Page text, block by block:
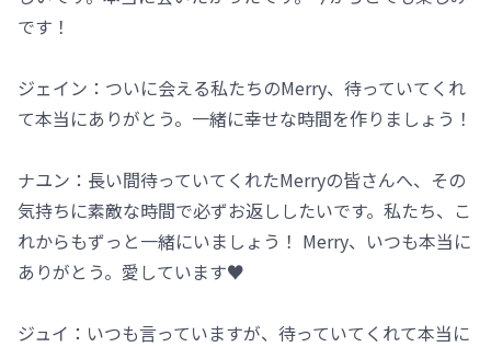
です！
ジェイン：ついに会える私たちのMerry、待っていてくれ
て本当にありがとう。一緒に幸せな時間を作りましょう！
ナユン：長い間待っていてくれたMerryの皆さんへ、その
気持ちに素敵な時間で必ずお返ししたいです。私たち、こ
れからもずっと一緒にいましょう！ Merry、いつも本当に
ありがとう。愛しています♥
ジュイ：いつも言っていますが、待っていてくれて本当に